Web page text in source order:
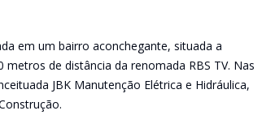
em um bairro aconchegante, situada a
de distância da renomada RBS TV. Nas
JBK Manutenção Elétrica e Hidráulica,